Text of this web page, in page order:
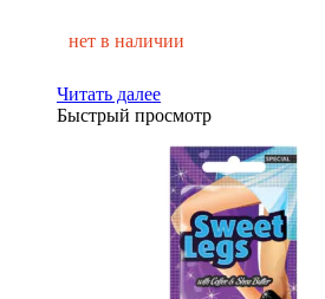
нет в наличии
Читать далее
Быстрый просмотр